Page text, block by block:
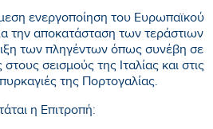
ενεργοποίηση του Ευρωπαϊκού
την αποκατάσταση των τεράστιων
των πληγέντων όπως συνέβη σε
σεισμούς της Ιταλίας και στις
της Πορτογαλίας.
η Επιτροπή: